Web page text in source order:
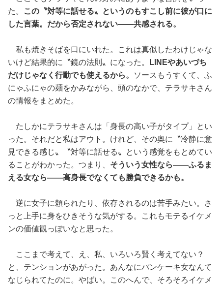
た。
この〝対等に話せる〟というのもすこし前に彼が口に
した言葉。だから否定されない——共感される。
私も焼きそばを口にいれた。これは真似したわけじゃな
いけど結果的に〝鏡の法則〟になった。
LINEやあいづち
だけじゃなく行動でも使えるから。
ソースもうすくて、ふ
にゃふにゃの麺をかみながら、頭のなかで、テラサキさん
の情報をまとめた。
たしかにテラサキさんは「身長の高い子がタイプ」とい
った。それだと私はアウト。けれど、その奥に〝冷静に意
見できる感じ〟〝対等に話せる〟という感覚をもとめてい
ることがわかった。つまり、 そういう女性なら——ふるま
える女なら——高身長でなくても勝負できるかも。
逆に女子に頼られたり、依存されるのは苦手みたい。さ
っと上手に身をひきそうな気がする。これもモテるイケメ
ンの価値観っぽいなと思った。
ここまで考えて、え、私、いろいろ賢く考えてない？
と、テンションがあがった。あんなにパンケーキ女なんて
なじられてたのに。やばい。このへんで、そろそろイケメ